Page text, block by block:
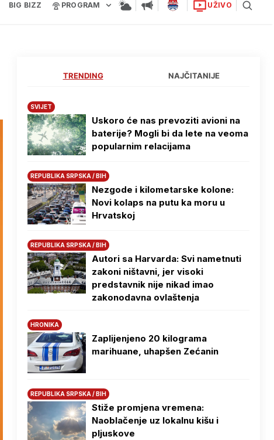
BIG BIZZ PROGRAM UŽIVO
TRENDING NAJČITANIJE
SVIJET
Uskoro će nas prevoziti avioni na
baterije? Mogli bi da lete na veoma
popularnim relacijama
REPUBLIKA SRPSKA / BIH
Nezgode i kilometarske kolone:
Novi kolaps na putu ka moru u
Hrvatskoj
REPUBLIKA SRPSKA / BIH
Autori sa Harvarda: Svi nametnuti
zakoni ništavni, jer visoki
predstavnik nije nikad imao
zakonodavna ovlaštenja
HRONIKA
Zaplijenjeno 20 kilograma
marihuane, uhapšen Zećanin
REPUBLIKA SRPSKA / BIH
Stiže promjena vremena:
Naoblačenje uz lokalnu kišu i
pljuskove